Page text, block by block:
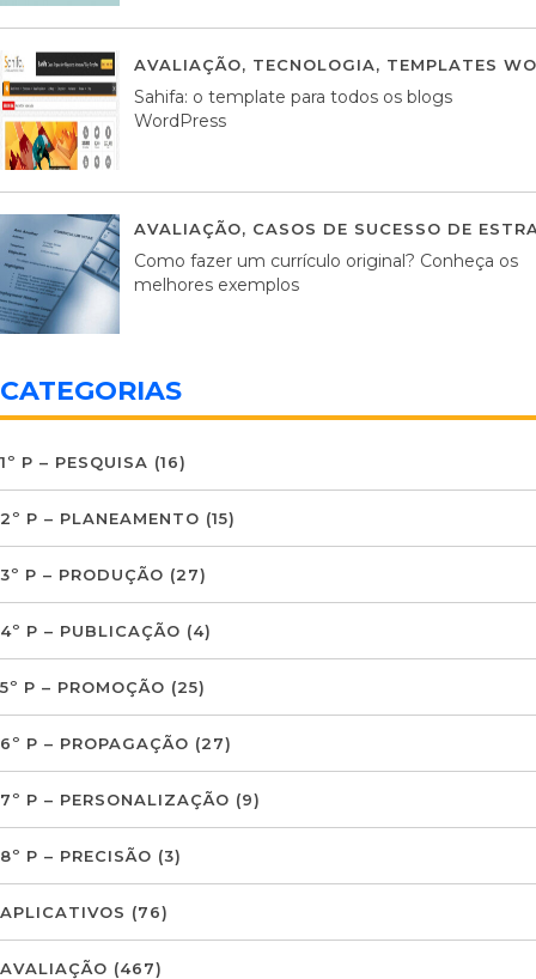
AVALIAÇÃO, TECNOLOGIA, TEMPLATES
Sahifa: o template para todos os blogs
WordPress
AVALIAÇÃO, CASOS DE SUCESSO DE
Como fazer um currículo original? Conheça os
melhores exemplos
CATEGORIAS
1º P – PESQUISA (16)
2º P – PLANEAMENTO (15)
3º P – PRODUÇÃO (27)
4º P – PUBLICAÇÃO (4)
5º P – PROMOÇÃO (25)
6º P – PROPAGAÇÃO (27)
7º P – PERSONALIZAÇÃO (9)
8º P – PRECISÃO (3)
APLICATIVOS (76)
AVALIAÇÃO (467)